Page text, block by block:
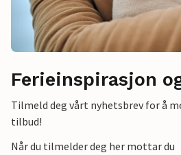
Ferieinspirasjon
Tilmeld deg vårt nyhetsbrev for å
tilbud!
Når du tilmelder deg her mottar du